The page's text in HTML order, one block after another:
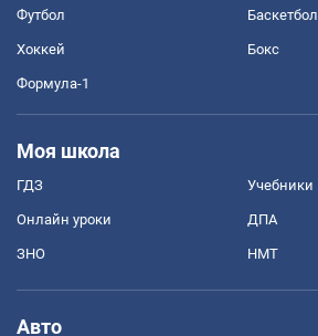
Футбол Баскетбол
Хоккей Бокс
Формула-1
Моя школа
ГДЗ Учебники
Онлайн уроки ДПА
ЗНО НМТ
Авто